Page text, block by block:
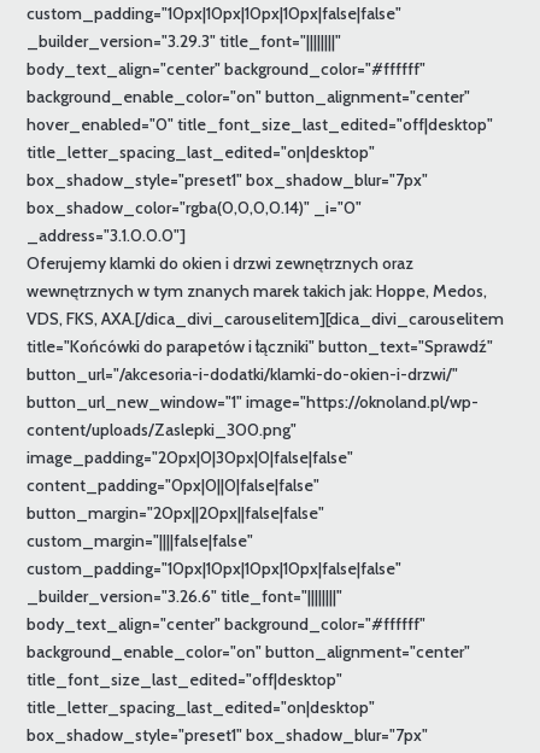
custom_padding="10px|10px|10px|10px|false|false"
_builder_version="3.29.3" title_font="||||||||"
body_text_align="center" background_color="#ffffff"
background_enable_color="on" button_alignment="center"
hover_enabled="0" title_font_size_last_edited="off|desktop"
title_letter_spacing_last_edited="on|desktop"
box_shadow_style="preset1" box_shadow_blur="7px"
box_shadow_color="rgba(0,0,0,0.14)" _i="0"
_address="3.1.0.0.0"]
Oferujemy klamki do okien i drzwi zewnętrznych oraz
wewnętrznych w tym znanych marek takich jak: Hoppe, Medos,
VDS, FKS, AXA.[/dica_divi_carouselitem][dica_divi_carouselitem
title="Końcówki do parapetów i łączniki" button_text="Sprawdź"
button_url="/akcesoria-i-dodatki/klamki-do-okien-i-drzwi/"
button_url_new_window="1" image="https://oknoland.pl/wp-
content/uploads/Zaslepki_300.png"
image_padding="20px|0|30px|0|false|false"
content_padding="0px|0||0|false|false"
button_margin="20px||20px||false|false"
custom_margin="||||false|false"
custom_padding="10px|10px|10px|10px|false|false"
_builder_version="3.26.6" title_font="||||||||"
body_text_align="center" background_color="#ffffff"
background_enable_color="on" button_alignment="center"
title_font_size_last_edited="off|desktop"
title_letter_spacing_last_edited="on|desktop"
box_shadow_style="preset1" box_shadow_blur="7px"